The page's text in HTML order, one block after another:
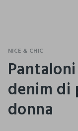
NICE & CHIC
denim di
donna